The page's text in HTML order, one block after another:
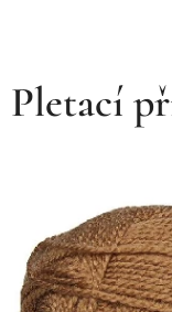
Pletací